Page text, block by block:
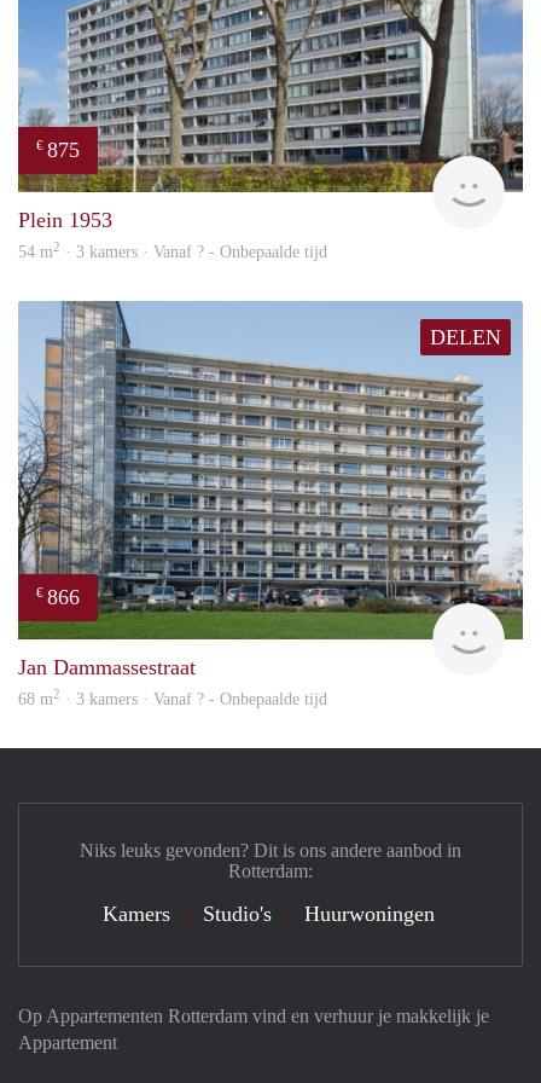
€ 875
rent
Plein 1953
54 m2 · 3 kamers · Vanaf ? - Onbepaalde tijd
DELEN
€ 866
Jan Dammassestraat
68 m2 · 3 kamers · Vanaf ? - Onbepaalde tijd
Op Appartementen Rotterdam vind en verhuur je makkelijk je
Appartement
Niks leuks gevonden? Dit is ons andere aanbod in
Rotterdam:
Kamers Studio's Huurwoningen